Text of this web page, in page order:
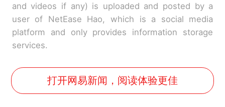
and videos if any) is uploaded and posted by a
user of NetEase Hao, which is a social media
platform and only provides information storage
services.
打开网易新闻，阅读体验更佳